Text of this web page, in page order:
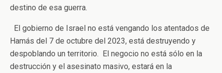
destino de esa guerra.
El gobierno de Israel no está vengando los atentados de
Hamás del 7 de octubre del 2023, está destruyendo y
despoblando un territorio. El negocio no está sólo en la
destrucción y el asesinato masivo, estará en la